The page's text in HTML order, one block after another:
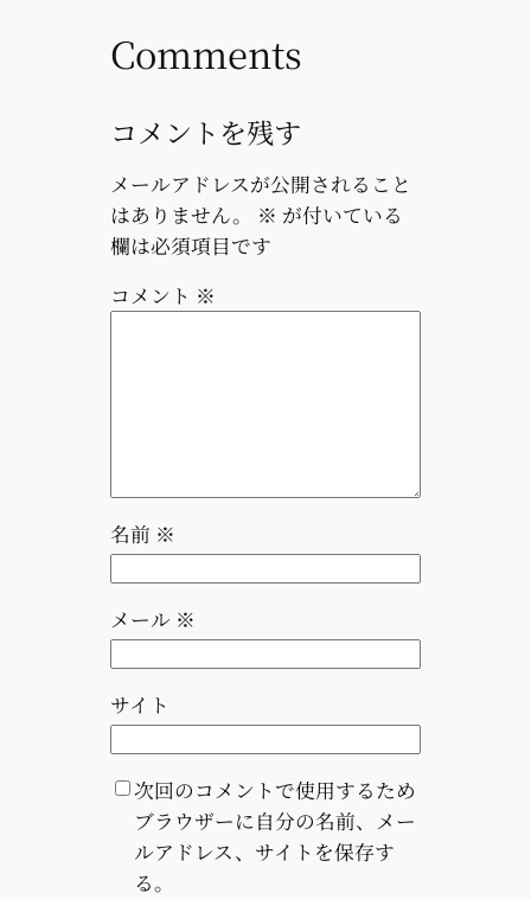
Comments
コメントを残す
メールアドレスが公開されること
はありません。
※ が付いている
欄は必須項目です
コメント ※
名前 ※
メール ※
サイト
次回のコメントで使用するため
ブラウザーに自分の名前、メー
ルアドレス、サイトを保存す
る。